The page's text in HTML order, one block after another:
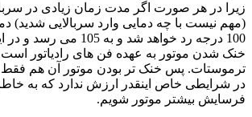
زیرا در هر صورت اگر مدت زمان زیادی در
(مهم نیست با چه دمایی وارد سربالایی شدید)
100 درجه رد خواهد شد و به 105
خنک شدن موتور به عهده فن های رادیاتور است
ترموستات. پس خنک تر بودن موتور آن هم فقط
در شرایطی خاص اینقدر ارزش ندارد که به
فرسایش بیشتر موتور شویم.